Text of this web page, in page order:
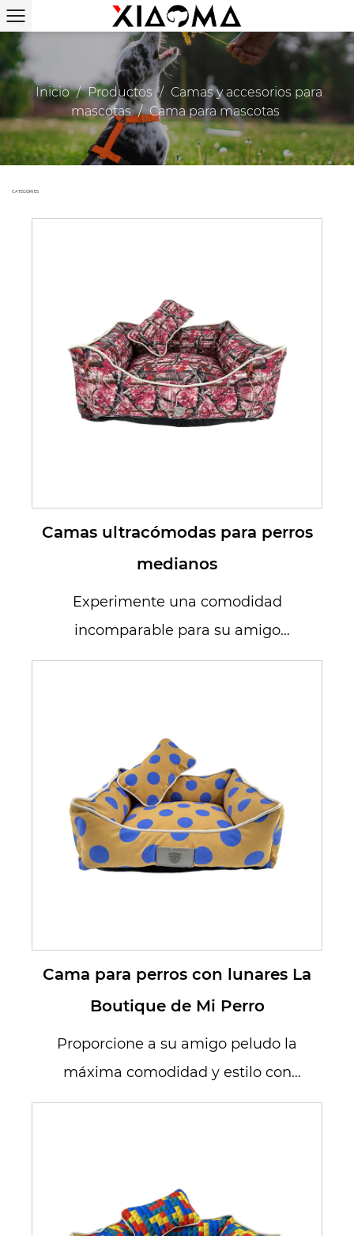
Inicio / Productos / Camas y accesorios para
mascotas / Cama para mascotas
CATEGORIES
Camas ultracómodas para perros
medianos
Experimente una comodidad
incomparable para su amigo
peludo de tamaño mediano con
Cama para perros con lunares La
Boutique de Mi Perro
Proporcione a su amigo peludo la
máxima comodidad y estilo con
nuestra cama para perros La